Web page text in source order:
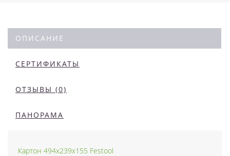
ОПИСАНИЕ
СЕРТИФИКАТЫ
ОТЗЫВЫ (0)
ПАНОРАМА
Картон 494x239x155 Festool